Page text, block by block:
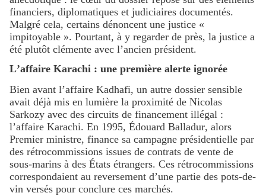
financiers, diplomatiques et judiciaires documentés.
Malgré cela, certains dénoncent une justice «
impitoyable ». Pourtant, à y regarder de près, la justice a
été plutôt clémente avec l’ancien président.
L’affaire Karachi : une première alerte ignorée
Bien avant l’affaire Kadhafi, un autre dossier sensible
avait déjà mis en lumière la proximité de Nicolas
Sarkozy avec des circuits de financement illégal :
l’affaire Karachi. En 1995, Édouard Balladur, alors
Premier ministre, finance sa campagne présidentielle par
des rétrocommissions issues de contrats de vente de
sous-marins à des États étrangers. Ces rétrocommissions
correspondaient au reversement d’une partie des pots-de-
vin versés pour conclure ces marchés.